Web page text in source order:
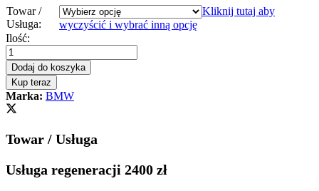
Towar /
Usługa:
Kliknij tutaj aby
wyczyścić i wybrać inną opcję
Przekładnia
kierownicza
-
maglownica
BMW
X5
E70
STEERING
LISTWA
quantity
Ilość:
Dodaj do koszyka
Kup teraz
Marka: BMW
Towar / Usługa
Usługa regeneracji 2400 zł